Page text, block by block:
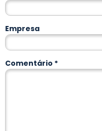
Comentário *
Empresa